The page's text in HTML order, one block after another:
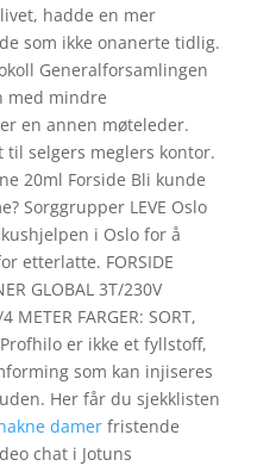
hadde en mer
som ikke onanerte tidlig.
Generalforsamlingen
med mindre
en annen møteleder.
til selgers meglers kontor.
20ml Forside Bli kunde
Sorggrupper LEVE Oslo
i Oslo for å
etterlatte. FORSIDE
GLOBAL 3T/230V
METER FARGER: SORT,
er ikke et fyllstoff,
som kan injiseres
Her får du sjekklisten
damerfristende
chat i Jotuns